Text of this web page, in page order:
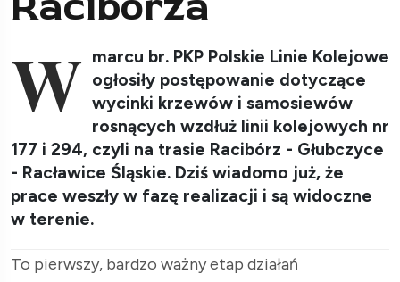
W marcu br. PKP Polskie Linie Kolejowe
ogłosiły postępowanie dotyczące
wycinki krzewów i samosiewów
rosnących wzdłuż linii kolejowych nr
177 i 294, czyli na trasie Racibórz - Głubczyce
- Racławice Śląskie. Dziś wiadomo już, że
prace weszły w fazę realizacji i są widoczne
w terenie.
To pierwszy, bardzo ważny etap działań